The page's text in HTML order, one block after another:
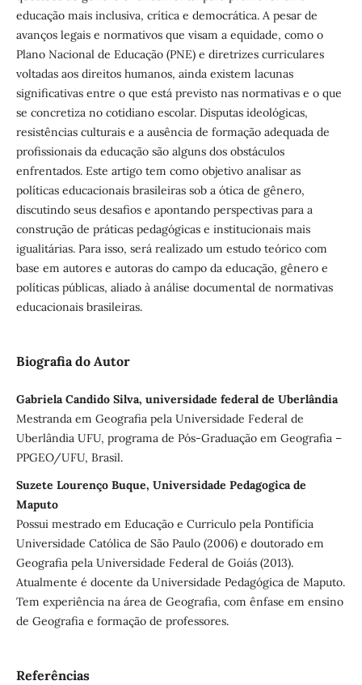
educação mais inclusiva, crítica e democrática. A pesar de
avanços legais e normativos que visam a equidade, como o
Plano Nacional de Educação (PNE) e diretrizes curriculares
voltadas aos direitos humanos, ainda existem lacunas
significativas entre o que está previsto nas normativas e o que
se concretiza no cotidiano escolar. Disputas ideológicas,
resistências culturais e a ausência de formação adequada de
profissionais da educação são alguns dos obstáculos
enfrentados. Este artigo tem como objetivo analisar as
políticas educacionais brasileiras sob a ótica de gênero,
discutindo seus desafios e apontando perspectivas para a
construção de práticas pedagógicas e institucionais mais
igualitárias. Para isso, será realizado um estudo teórico com
base em autores e autoras do campo da educação, gênero e
políticas públicas, aliado à análise documental de normativas
educacionais brasileiras.
Biografia do Autor
Gabriela Candido Silva, universidade federal de Uberlândia
Mestranda em Geografia pela Universidade Federal de
Uberlândia UFU, programa de Pós-Graduação em Geografia –
PPGEO/UFU, Brasil.
Suzete Lourenço Buque, Universidade Pedagogica de
Maputo
Possui mestrado em Educação e Curriculo pela Pontifícia
Universidade Católica de São Paulo (2006) e doutorado em
Geografia pela Universidade Federal de Goiás (2013).
Atualmente é docente da Universidade Pedagógica de Maputo.
Tem experiência na área de Geografia, com ênfase em ensino
de Geografia e formação de professores.
Referências